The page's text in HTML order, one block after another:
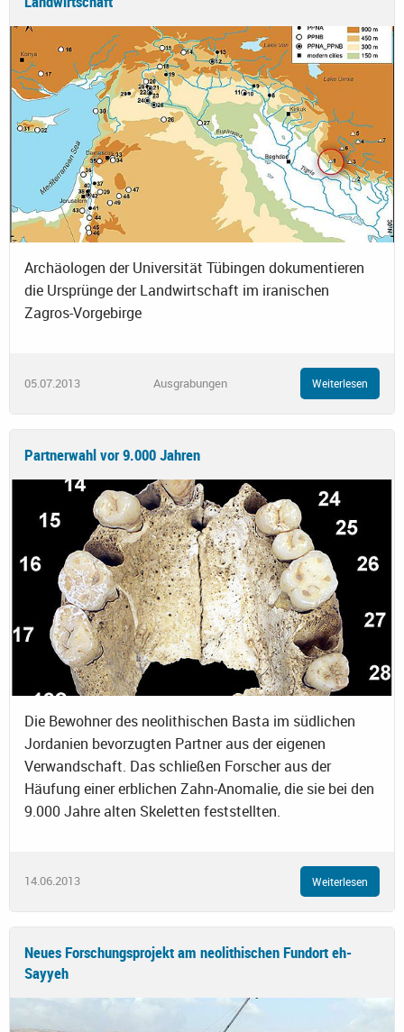
Archäologen der Universität Tübingen dokumentieren
die Ursprünge der Landwirtschaft im iranischen
Zagros-Vorgebirge
05.07.2013 Ausgrabungen Weiterlesen
Partnerwahl vor 9.000 Jahren
Die Bewohner des neolithischen Basta im südlichen
Jordanien bevorzugten Partner aus der eigenen
Verwandschaft. Das schließen Forscher aus der
Häufung einer erblichen Zahn-Anomalie, die sie bei den
9.000 Jahre alten Skeletten feststellten.
14.06.2013 Weiterlesen
Neues Forschungsprojekt am neolithischen Fundort eh-
Sayyeh